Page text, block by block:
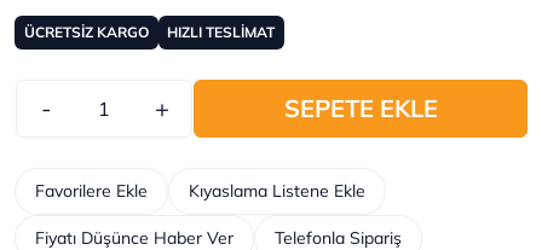
ÜCRETSİZ KARGO HIZLI TESLİMAT
- + SEPETE EKLE
Telefonla Sipariş
Kıyaslama Listene Ekle
Favorilere Ekle
Fiyatı Düşünce Haber Ver